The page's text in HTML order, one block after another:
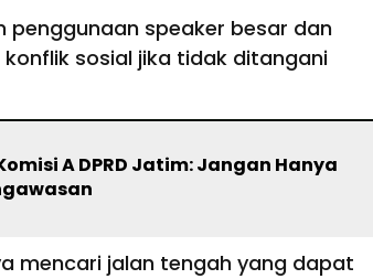
penggunaan speaker besar dan
sosial jika tidak ditangani
A DPRD Jatim: Jangan Hanya
mencari jalan tengah yang dapat